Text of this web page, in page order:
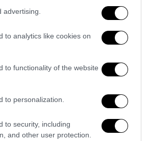
to analytics like cookies on
to functionality of the website
to personalization.
to security, including
and other user protection.
di ristabilire un equilibrio basato sulla